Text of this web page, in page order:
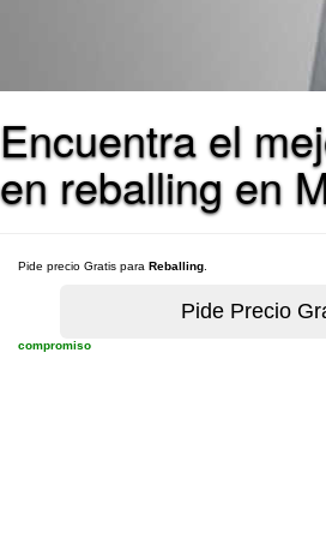
Encuentra el
en reballing en
Pide precio Gratis para Reballing
compromiso